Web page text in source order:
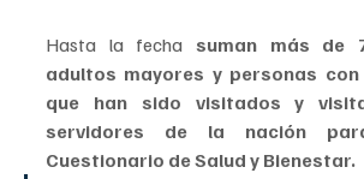
Hasta la fecha suman más de
adultos mayores y personas
que han sido visitados y
servidores de la nación
Cuestionario de Salud y Bienestar.